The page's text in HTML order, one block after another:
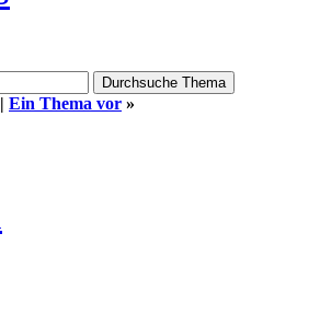
| Ein Thema vor »